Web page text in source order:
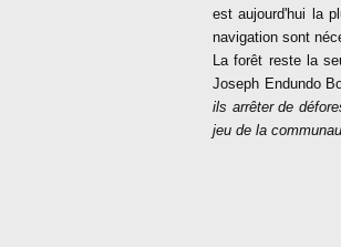
est aujourd'hui la
navigation sont
La forêt reste la
Joseph Endundo
ils arrêter de
jeu de la